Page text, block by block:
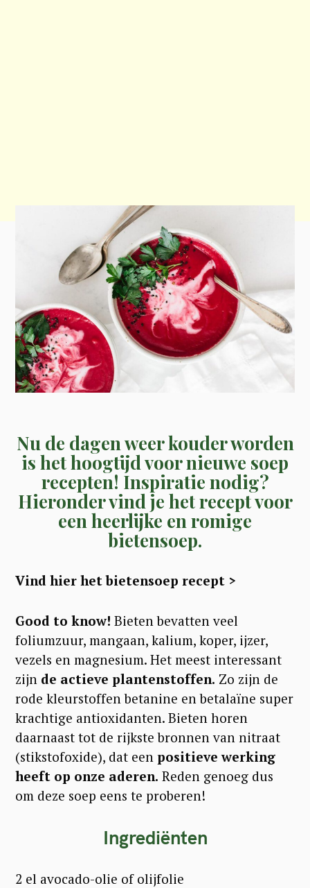
Nu de dagen weer kouder worden
is het hoogtijd voor nieuwe soep
recepten! Inspiratie nodig?
Hieronder vind je het recept voor
een heerlijke en romige
bietensoep.
Vind hier het bietensoep recept >
Good to know! Bieten bevatten veel
foliumzuur, mangaan, kalium, koper, ijzer,
vezels en magnesium. Het meest interessant
zijn de actieve plantenstoffen. Zo zijn de
rode kleurstoffen betanine en betalaïne super
krachtige antioxidanten. Bieten horen
daarnaast tot de rijkste bronnen van nitraat
(stikstofoxide), dat een positieve werking
heeft op onze aderen. Reden genoeg dus
om deze soep eens te proberen!
Ingrediënten
2 el avocado-olie of olijfolie